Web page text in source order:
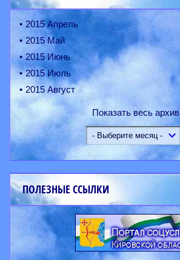
2015 Апрель
2015 Май
2015 Июнь
2015 Июль
2015 Август
Показать весь архив
ПОЛЕЗНЫЕ ССЫЛКИ